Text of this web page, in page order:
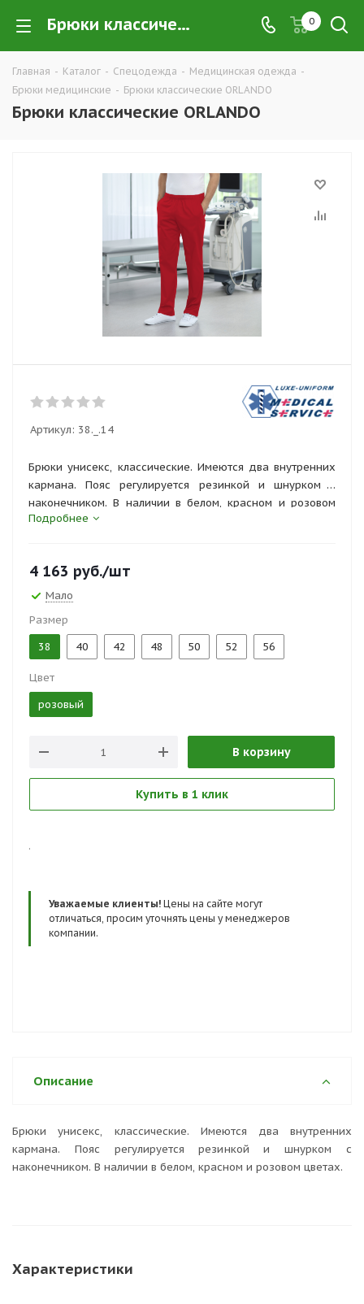
Брюки классические ORLANDO купить в Екатеринбурге по низким ценам оптом — интернет-магазин медицинских брюк в розницу компании ТД УРАЛСИЗ 0
Главная - Каталог - Спецодежда - Медицинская одежда -
Брюки медицинские - Брюки классические ORLANDO
Брюки классические ORLANDO
Артикул: 38._.14
Брюки унисекс, классические. Имеются два внутренних
кармана. Пояс регулируется резинкой и шнурком с
наконечником. В наличии в белом, красном и розовом
цветах.
Подробнее
4 163 руб./шт
Мало
Размер
38
40 42 48 50 52 56
Цвет
розовый
В корзину
Купить в 1 клик
.
Уважаемые клиенты! Цены на сайте могут
отличаться, просим уточнять цены у менеджеров
компании.
Описание
Брюки унисекс, классические. Имеются два внутренних
кармана. Пояс регулируется резинкой и шнурком с
наконечником. В наличии в белом, красном и розовом цветах.
Характеристики